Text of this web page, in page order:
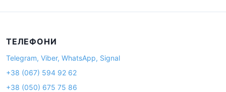
ТЕЛЕФОНИ
Telegram, Viber, WhatsApp, Signal
+38 (067) 594 92 62
+38 (050) 675 75 86